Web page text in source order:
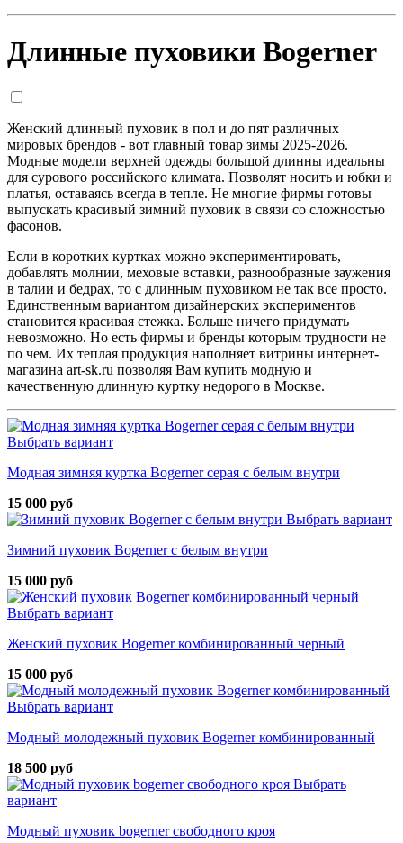
Длинные пуховики Bogerner
Женский длинный пуховик в пол и до пят различных
мировых брендов - вот главный товар зимы 2025-2026.
Модные модели верхней одежды большой длинны идеальны
для сурового российского климата. Позволят носить и юбки и
платья, оставаясь всегда в тепле. Не многие фирмы готовы
выпускать красивый зимний пуховик в связи со сложностью
фасонов.
Если в коротких куртках можно экспериментировать,
добавлять молнии, меховые вставки, разнообразные заужения
в талии и бедрах, то с длинным пуховиком не так все просто.
Единственным вариантом дизайнерских экспериментов
становится красивая стежка. Больше ничего придумать
невозможно. Но есть фирмы и бренды которым трудности не
по чем. Их теплая продукция наполняет витрины интернет-
магазина art-sk.ru позволяя Вам купить модную и
качественную длинную куртку недорого в Москве.
Выбрать вариант
Модная зимняя куртка Bogerner серая с белым внутри
15 000 руб
Выбрать вариант
Зимний пуховик Bogerner с белым внутри
15 000 руб
Выбрать вариант
Женский пуховик Bogerner комбинированный черный
15 000 руб
Выбрать вариант
Модный молодежный пуховик Bogerner комбинированный
18 500 руб
Выбрать
вариант
Модный пуховик bogerner свободного кроя